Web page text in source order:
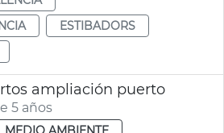
ESTIBADORS
ampliación puerto
5 años